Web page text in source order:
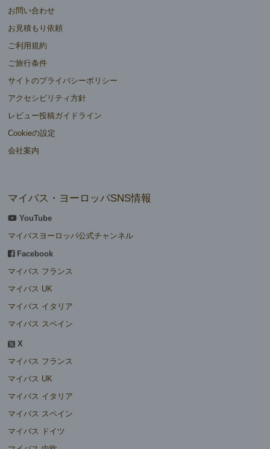
お問い合わせ
お見積もり依頼
ご利用規約
ご旅行条件
サイトのプライバシーポリシー
アクセシビリティ方針
レビュー投稿ガイドライン
Cookieの設定
会社案内
マイバス・ヨーロッパSNS情報
YouTube
マイバスヨーロッパ公式チャンネル
Facebook
マイバス フランス
マイバス UK
マイバス イタリア
マイバス スペイン
X
マイバス フランス
マイバス UK
マイバス イタリア
マイバス スペイン
マイバス ドイツ